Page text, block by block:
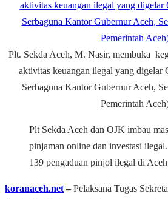
Plt. Sekda Aceh, M. Nasir, membuka
aktivitas keuangan ilegal yang
Serbaguna Kantor Gubernur Aceh,
Pemerintah
Plt Sekda Aceh dan OJK imbau
pinjaman online dan investasi
139 pengaduan pinjol ilegal di
koranaceh.net – Pelaksana Tugas